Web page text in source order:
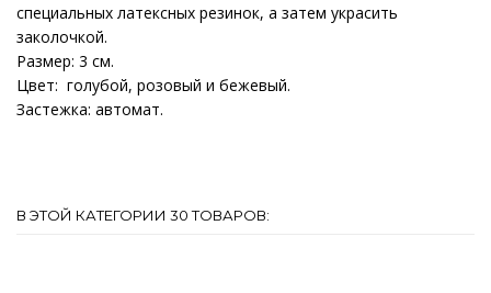
специальных латексных резинок, а затем украсить
заколочкой.
Размер: 3 см.
Цвет: голубой, розовый и бежевый.
Застежка: автомат.
В ЭТОЙ КАТЕГОРИИ 30 ТОВАРОВ: